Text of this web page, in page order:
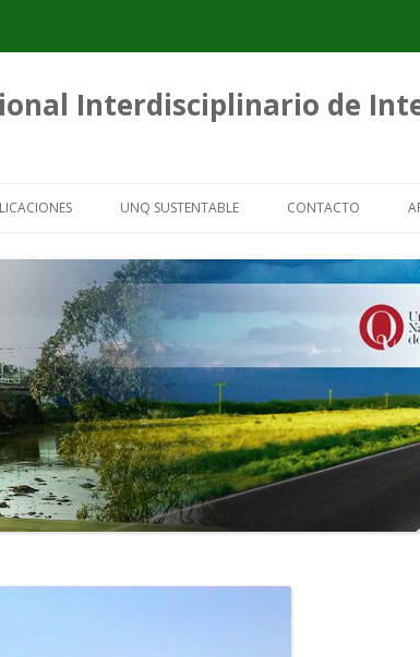
Interdisciplinario de
RECUPERADORES URBANOS
UNQ SUSTENTABLE CONTACTO